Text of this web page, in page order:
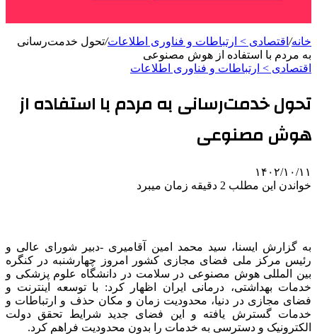
خانه/ اقتصادی > ارتباطات و فناوری اطلاعات/تحول خدمت‌رسانی
به مردم با استفاده از هوش مصنوعی
اقتصادی > ارتباطات و فناوری اطلاعات
تحول خدمت‌رسانی به مردم با استفاده از
هوش مصنوعی
۱۴۰۲/۱۰/۱۱
خواندن این مطلب 2 دقیقه زمان میبرد
به گزارش ایسنا، سید محمد امین آقامیری -دبیر شورای عالی و
رئیس مرکز ملی فضای مجازی کشور امروز چهارشنبه در کنگره
بین المللی هوش مصنوعی در سلامت در دانشگاه علوم پزشکی و
خدمات بهداشتی، درمانی ایران اظهار کرد: با توسعه اینترنت و
فضای مجازی در دنیا، محدودیت زمان و مکان حذف و ارتباطات و
خدمات گسترش یافته و این فضای جدید شرایط تحقق دولت
الکترونیک و دسترسی به خدمات را بدون محدودیت فراهم کرد.